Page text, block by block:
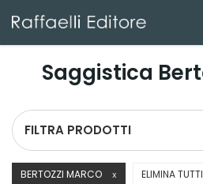
Saggistica
FILTRA PRODOTTI
BERTOZZI MARCO X ELIMINA